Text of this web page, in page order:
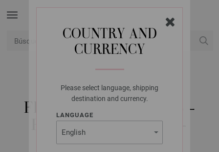
COUNTRY AND
CURRENCY
Please select language, shipping
destination and currency.
LANGUAGE
LANA GROSSA
FILATI HÄKELN NO. 8 -
REVISTA ALEMANA +
INSTRUCCIONES EN